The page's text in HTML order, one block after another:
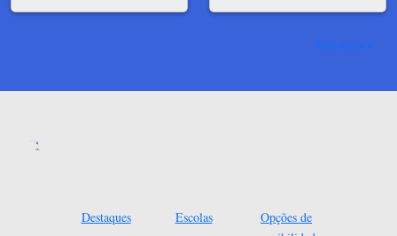
Ver mais
Destaques Escolas
Opções de